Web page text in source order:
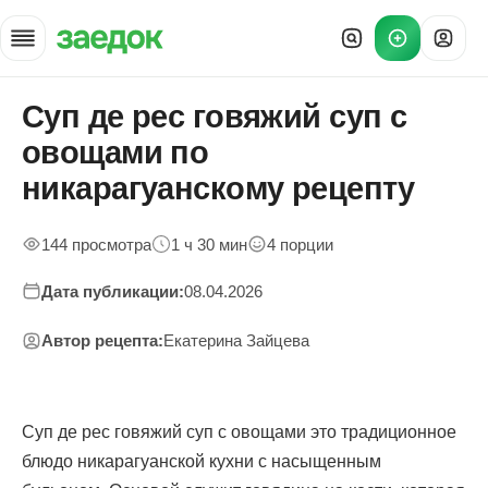
Главная
»
Рецепты
Суп де рес говяжий суп
Суп де рес говяжий суп с
овощами по
никарагуанскому рецепту
144 просмотра 1 ч 30 мин 4 порции
Дата публикации:08.04.2026
Автор рецепта:Екатерина Зайцева
Суп де рес говяжий суп с овощами это традиционное
блюдо никарагуанской кухни с насыщенным